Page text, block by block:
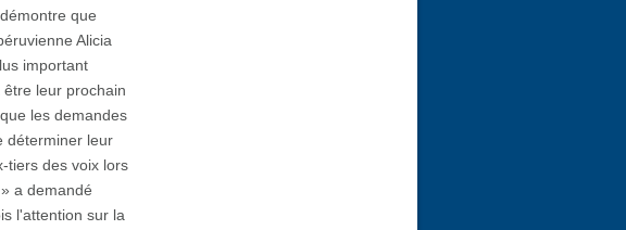
que
Alicia
important
leur prochain
les demandes
déterminer leur
tiers des voix lors
a demandé
l'attention sur la